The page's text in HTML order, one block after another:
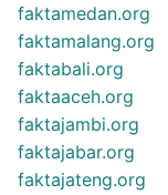
faktamedan.org
faktamalang.org
faktabali.org
faktaaceh.org
faktajambi.org
faktajabar.org
faktajateng.org